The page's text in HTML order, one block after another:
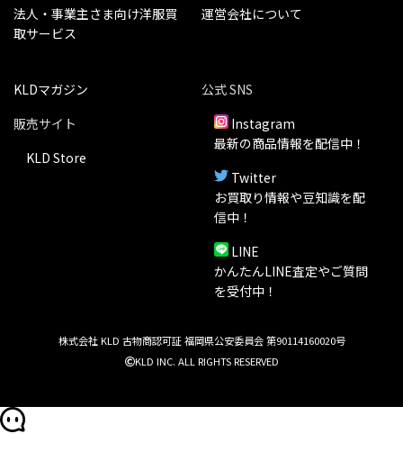
法人・事業主さま向け洋服買
取サービス
運営会社について
KLDマガジン
販売サイト
KLD Store
公式 SNS
Instagram
最新の商品情報を配信中！
Twitter
お買取り情報や豆知識を配
信中！
LINE
かんたんLINE査定やご質問
を受付中！
株式会社 KLD 古物商認可証 福岡県公安委員会 第90114160020号
KLD INC. ALL RIGHTS RESERVED